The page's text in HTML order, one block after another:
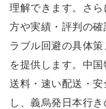
理解できます。さ
方や実績・評判の
ラブル回避の具体
を提供します。中
送料・速い配送・
し、義烏発日本行